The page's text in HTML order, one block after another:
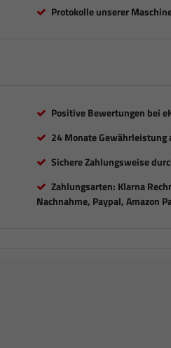
Protokolle unserer
Positive Bewertungen bei
24 Monate Gewährleistung
Sichere Zahlungsweise
Zahlungsarten: Klarna
Nachnahme, Paypal, Amazon